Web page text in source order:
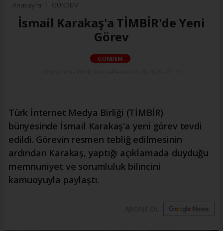
Anasayfa GÜNDEM
İsmail Karakaş'a TİMBİR'de Yeni
Görev
GÜNDEM
Türk İnternet Medya Birliği (TİMBİR)
bünyesinde İsmail Karakaş'a yeni görev tevdi
edildi. Görevin resmen tebliğ edilmesinin
ardından Karakaş, yaptığı açıklamada duyduğu
memnuniyet ve sorumluluk bilincini
kamuoyuyla paylaştı.